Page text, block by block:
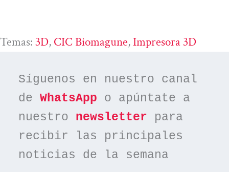
Temas: 3D, CIC Biomagune, Impresora 3D
Síguenos en nuestro canal
de WhatsApp o apúntate a
nuestro newsletter para
recibir las principales
noticias de la semana